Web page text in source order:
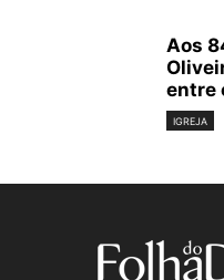
Aos
entre
IGREJA